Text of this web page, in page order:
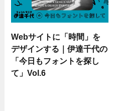
Webサイトに「時間」を
デザインする｜伊達千代の
「今日もフォントを探し
て」Vol.6